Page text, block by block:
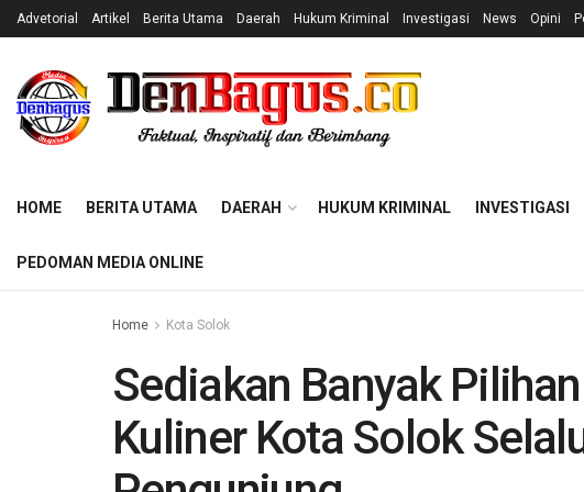
Advetorial Artikel Berita Utama Daerah Hukum Kriminal Investigasi News Opini
HOME BERITA UTAMA DAERAH HUKUM KRIMINAL INVESTIGASI
PEDOMAN MEDIA ONLINE
Home Kota Solok
Sediakan Banyak
Kuliner Kota Solok